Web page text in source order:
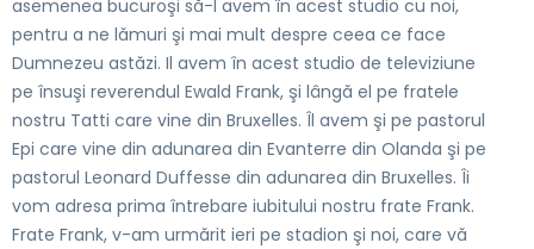
asemenea bucuroşi să-l avem în acest studio cu noi,
pentru a ne lămuri şi mai mult despre ceea ce face
Dumnezeu astăzi. Il avem în acest studio de televiziune
pe însuşi reverendul Ewald Frank, şi lângă el pe fratele
nostru Tatti care vine din Bruxelles. Îl avem şi pe pastorul
Epi care vine din adunarea din Evanterre din Olanda şi pe
pastorul Leonard Duffesse din adunarea din Bruxelles. Îi
vom adresa prima întrebare iubitului nostru frate Frank.
Frate Frank, v-am urmărit ieri pe stadion şi noi, care vă